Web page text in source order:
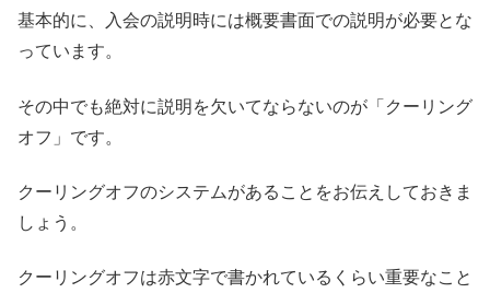
基本的に、入会の説明時には概要書面での説明が必要とな
っています。
その中でも絶対に説明を欠いてならないのが「クーリング
オフ」です。
クーリングオフのシステムがあることをお伝えしておきま
しょう。
クーリングオフは赤文字で書かれているくらい重要なこと